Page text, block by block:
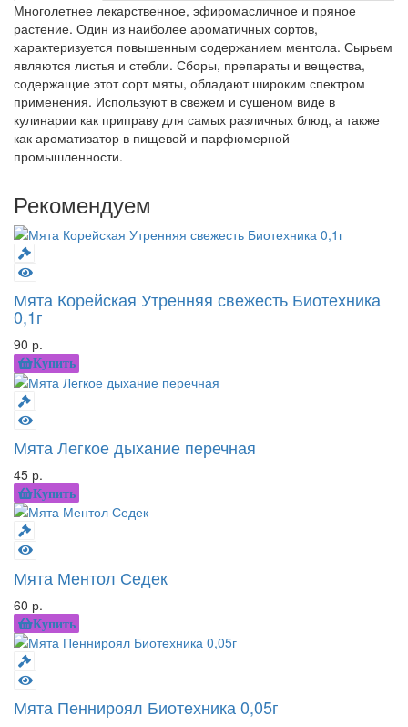
Многолетнее лекарственное, эфиромасличное и пряное
растение. Один из наиболее ароматичных сортов,
характеризуется повышенным содержанием ментола. Сырьем
являются листья и стебли. Сборы, препараты и вещества,
содержащие этот сорт мяты, обладают широким спектром
применения. Используют в свежем и сушеном виде в
кулинарии как приправу для самых различных блюд, а также
как ароматизатор в пищевой и парфюмерной
промышленности.
Рекомендуем
Мята Корейская Утренняя свежесть Биотехника
0,1г
90 р.
Купить
Мята Легкое дыхание перечная
45 р.
Купить
Мята Ментол Седек
60 р.
Купить
Мята Пеннироял Биотехника 0,05г